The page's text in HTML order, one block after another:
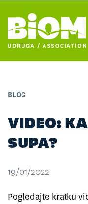
BLOG
VIDEO:
SUPA?
19/01/2022
Pogledajte kratku